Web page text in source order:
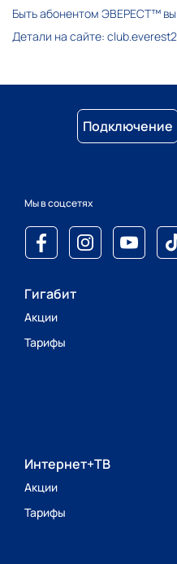
Быть абонентом ЭВЕРЕСТ™
Детали на сайте:
Подключение
Мы в соцсетях
Гигабит
Акции
Тарифы
Интернет+ТВ
Акции
Тарифы